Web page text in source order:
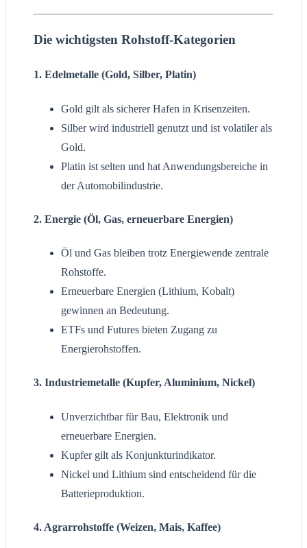
Die wichtigsten Rohstoff-Kategorien
1. Edelmetalle (Gold, Silber, Platin)
Gold gilt als sicherer Hafen in Krisenzeiten.
Silber wird industriell genutzt und ist volatiler als
Gold.
Platin ist selten und hat Anwendungsbereiche in
der Automobilindustrie.
2. Energie (Öl, Gas, erneuerbare Energien)
Öl und Gas bleiben trotz Energiewende zentrale
Rohstoffe.
Erneuerbare Energien (Lithium, Kobalt)
gewinnen an Bedeutung.
ETFs und Futures bieten Zugang zu
Energierohstoffen.
3. Industriemetalle (Kupfer, Aluminium, Nickel)
Unverzichtbar für Bau, Elektronik und
erneuerbare Energien.
Kupfer gilt als Konjunkturindikator.
Nickel und Lithium sind entscheidend für die
Batterieproduktion.
4. Agrarrohstoffe (Weizen, Mais, Kaffee)